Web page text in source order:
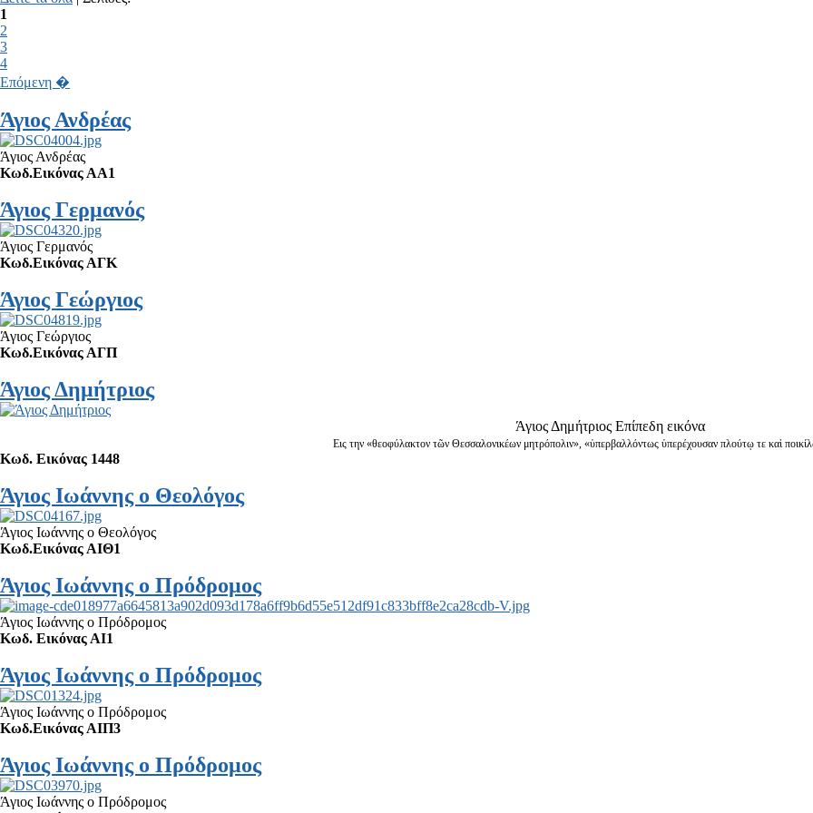
1
2
3
4
Επόμενη �
Άγιος Ανδρέας
Άγιος Ανδρέας
Κωδ.Εικόνας ΑΑ1
Άγιος Γερμανός
Άγιος Γερμανός
Κωδ.Εικόνας ΑΓΚ
Άγιος Γεώργιος
Άγιος Γεώργιος
Κωδ.Εικόνας ΑΓΠ
Άγιος Δημήτριος
Άγιος Δημήτριος Επίπεδη εικόνα
Εις την «θεοφύλακτον τῶν Θεσσαλονικέων μητρόπολιν», «ὑπερβαλλόντως ὑπερέχουσαν πλούτῳ τε καὶ
Κωδ. Εικόνας 1448
Άγιος Ιωάννης ο Θεολόγος
Άγιος Ιωάννης ο Θεολόγος
Κωδ.Εικόνας ΑΙΘ1
Άγιος Ιωάννης ο Πρόδρομος
Άγιος Ιωάννης ο Πρόδρομος
Κωδ. Εικόνας ΑΙ1
Άγιος Ιωάννης ο Πρόδρομος
Άγιος Ιωάννης ο Πρόδρομος
Κωδ.Εικόνας ΑΙΠ3
Άγιος Ιωάννης ο Πρόδρομος
Άγιος Ιωάννης ο Πρόδρομος